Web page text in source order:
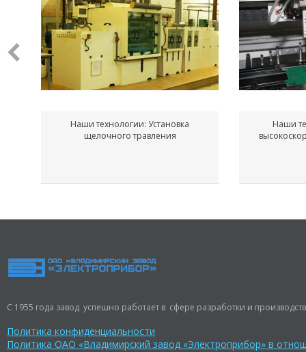
Наши технологии: Установка
щелочного травления
Наши
С 1955 года завод успешно работает в сфере разработки и
Политика конфиденциальности
Политика ОАО «Владимирский завод «Электроприбор» в